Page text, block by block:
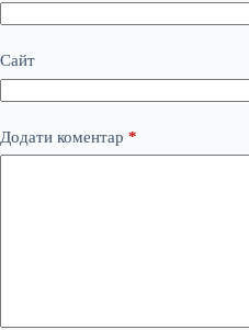
Сайт
Додати коментар *